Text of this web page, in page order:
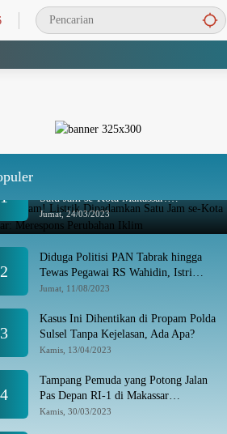
1
Satu Jam se-Kota Makassar:
Merespons Perubahan Iklim
Jumat, 24/03/2023
2
Diduga Politisi PAN Tabrak hingga
Tewas Pegawai RS Wahidin, Istri
Korban: Kami Tak Terima
Jumat, 11/08/2023
3
Kasus Ini Dihentikan di Propam Polda
Sulsel Tanpa Kejelasan, Ada Apa?
Kamis, 13/04/2023
4
Tampang Pemuda yang Potong Jalan
Pas Depan RI-1 di Makassar
Ditangkap, Ternyata Joki Balapan Liar
Kamis, 30/03/2023